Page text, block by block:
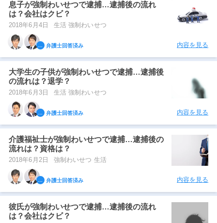
息子が強制わいせつで逮捕…逮捕後の流れ
は？会社はクビ？
2018年6月4日 生活 強制わいせつ
弁護士回答済み 内容を見る
大学生の子供が強制わいせつで逮捕…逮捕後
の流れは？退学？
2018年6月3日 生活 強制わいせつ
弁護士回答済み 内容を見る
介護福祉士が強制わいせつで逮捕…逮捕後の
流れは？資格は？
2018年6月2日 強制わいせつ 生活
弁護士回答済み 内容を見る
彼氏が強制わいせつで逮捕…逮捕後の流れ
は？会社はクビ？